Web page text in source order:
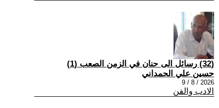
(32) رسائل الى حنان في الزمن الصعب (1)
حسين علي الحمداني
2026 / 8 / 9
الادب والفن